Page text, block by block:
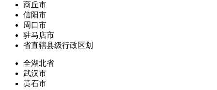
商丘市
信阳市
周口市
驻马店市
省直辖县级行政区划
全湖北省
武汉市
黄石市